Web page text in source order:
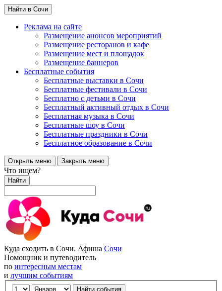
Найти в Сочи
Реклама на сайте
Размещение анонсов мероприятий
Размещение ресторанов и кафе
Размещение мест и площадок
Размещение баннеров
Бесплатные события
Бесплатные выставки в Сочи
Бесплатные фестивали в Сочи
Бесплатно с детьми в Сочи
Бесплатный активный отдых в Сочи
Бесплатная музыка в Сочи
Бесплатные шоу в Сочи
Бесплатные праздники в Сочи
Бесплатное образование в Сочи
Открыть меню Закрыть меню
Что ищем?
Найти
Куда сходить в Сочи. Афиша Сочи
Помощник и путеводитель
по интересным местам
и лучшим событиям